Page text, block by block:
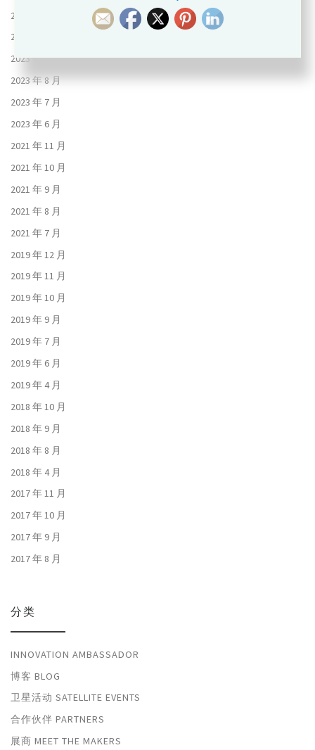
2023 年 11 月
2023 年 10 月
2023 年 9 月
2023 年 8 月
2023 年 7 月
2023 年 6 月
2021 年 11 月
2021 年 10 月
2021 年 9 月
2021 年 8 月
2021 年 7 月
2019 年 12 月
2019 年 11 月
2019 年 10 月
2019 年 9 月
2019 年 7 月
2019 年 6 月
2019 年 4 月
2018 年 10 月
2018 年 9 月
2018 年 8 月
2018 年 4 月
2017 年 11 月
2017 年 10 月
2017 年 9 月
2017 年 8 月
分类
INNOVATION AMBASSADOR
博客 BLOG
卫星活动 SATELLITE EVENTS
合作伙伴 PARTNERS
展商 MEET THE MAKERS